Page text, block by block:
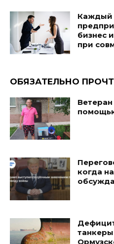
Каждый
бизнес
при
ОБЯЗАТЕЛЬНО
когда
танкеры